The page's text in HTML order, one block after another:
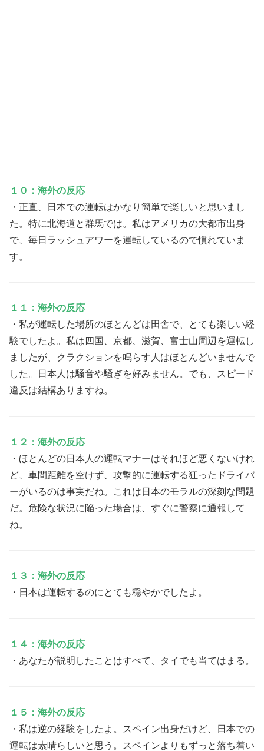
１０：海外の反応
・正直、日本での運転はかなり簡単で楽しいと思いまし
た。特に北海道と群馬では。私はアメリカの大都市出身
で、毎日ラッシュアワーを運転しているので慣れていま
す。
１１：海外の反応
・私が運転した場所のほとんどは田舎で、とても楽しい経
験でしたよ。私は四国、京都、滋賀、富士山周辺を運転し
ましたが、クラクションを鳴らす人はほとんどいませんで
した。日本人は騒音や騒ぎを好みません。でも、スピード
違反は結構ありますね。
１２：海外の反応
・ほとんどの日本人の運転マナーはそれほど悪くないけれ
ど、車間距離を空けず、攻撃的に運転する狂ったドライバ
ーがいるのは事実だね。これは日本のモラルの深刻な問題
だ。危険な状況に陥った場合は、すぐに警察に通報して
ね。
１３：海外の反応
・日本は運転するのにとても穏やかでしたよ。
１４：海外の反応
・あなたが説明したことはすべて、タイでも当てはまる。
１５：海外の反応
・私は逆の経験をしたよ。スペイン出身だけど、日本での
運転は素晴らしいと思う。スペインよりもずっと落ち着い